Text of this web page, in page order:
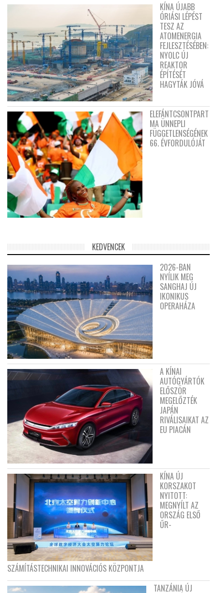
KÍNA ÚJABB
ÓRIÁSI LÉPÉST
TESZ AZ
ATOMENERGIA
FEJLESZTÉSÉBEN:
NYOLC ÚJ
REAKTOR
ÉPÍTÉSÉT
HAGYTÁK JÓVÁ
ELEFÁNTCSONTPART
MA ÜNNEPLI
FÜGGETLENSÉGÉNEK
66. ÉVFORDULÓJÁT
KEDVENCEK
2026-BAN
NYÍLIK MEG
SANGHAJ ÚJ
IKONIKUS
OPERAHÁZA
A KÍNAI
AUTÓGYÁRTÓK
ELŐSZÖR
MEGELŐZTÉK
JAPÁN
RIVÁLISAIKAT AZ
EU PIACÁN
KÍNA ÚJ
KORSZAKOT
NYITOTT:
MEGNYÍLT AZ
ORSZÁG ELSŐ
ŰR-
SZÁMÍTÁSTECHNIKAI INNOVÁCIÓS KÖZPONTJA
TANZÁNIA ÚJ